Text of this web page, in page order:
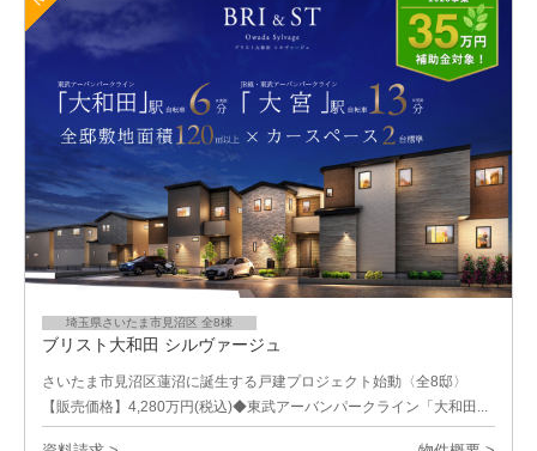
埼玉県さいたま市見沼区 全8棟
ブリスト大和田 シルヴァージュ
さいたま市見沼区蓮沼に誕生する戸建プロジェクト始動〈全8邸〉
【販売価格】4,280万円(税込)◆東武アーバンパークライン「大和田...